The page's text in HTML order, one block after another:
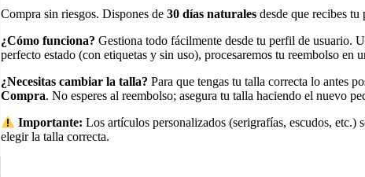
Compra sin riesgos. Dispones de 30 días naturales desde que recibes
¿Cómo funciona? Gestiona todo fácilmente desde tu perfil de usuario.
perfecto estado (con etiquetas y sin uso), procesaremos tu reembolso en
¿Necesitas cambiar la talla? Para que tengas tu talla correcta lo antes
Compra. No esperes al reembolso; asegura tu talla haciendo el nuevo
Importante: Los artículos personalizados (serigrafías, escudos, etc.)
elegir la talla correcta.